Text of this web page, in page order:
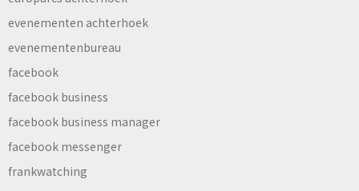
evenementen achterhoek
evenementenbureau
facebook
facebook business
facebook business manager
facebook messenger
frankwatching